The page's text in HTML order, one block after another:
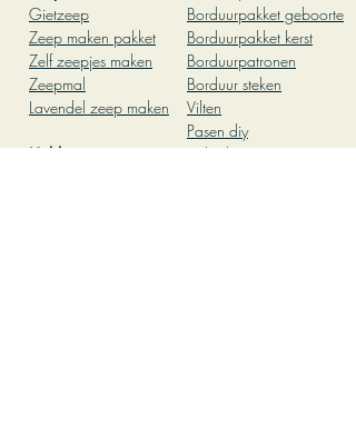
Gietzeep
Zeep maken pakket
Zelf zeepjes maken
Zeepmal
Lavendel zeep maken
Hobby
Borduurpakket geboorte
Borduurpakket kerst
Borduurpatronen
Borduur steken
Vilten
Pasen diy
Babyshower